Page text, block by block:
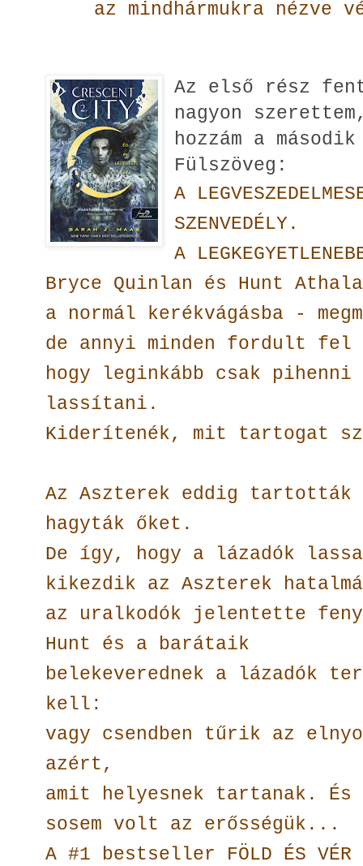
az mindhármukra nézve
Az első rész
nagyon
hozzám a
Fülszöveg:
A
SZENVEDÉLY.
A
Bryce Quinlan és Hunt
a normál kerékvágásba -
de annyi minden fordult fel
hogy leginkább csak pihenni
lassítani.
Kiderítenék, mit tartogat
Az Aszterek eddig tartották
hagyták őket.
De így, hogy a lázadók
kikezdik az Aszterek
az uralkodók jelentette
Hunt és a barátaik
belekeverednek a lázadók
kell:
vagy csendben tűrik az
azért,
amit helyesnek tartanak.
sosem volt az erősségük...
A #1 bestseller FÖLD ÉS